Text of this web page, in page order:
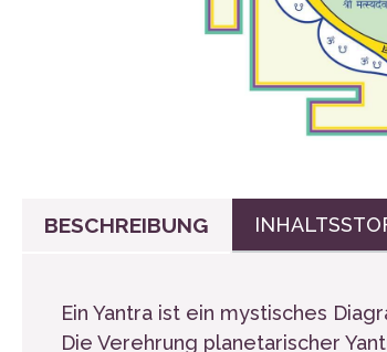
BESCHREIBUNG
Ein Yantra ist ein mystisches
Die Verehrung planetarischer